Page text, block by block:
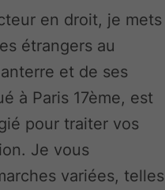
en droit, je mets
étrangers au
et de ses
à Paris 17ème, est
pour traiter vos
Je vous
variées, telles